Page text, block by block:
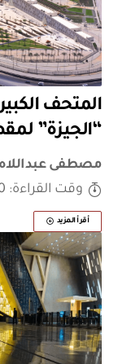
المتحف
“الجيزة”
مصطفى عبداللاه
وقت القراءة: 20 دقيقة
أقرأ المزيد